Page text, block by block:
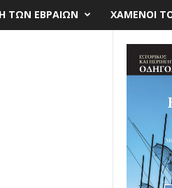
ΤΩΝ ΕΒΡΑΙΩΝ ΧΑΜΕΝΟΙ